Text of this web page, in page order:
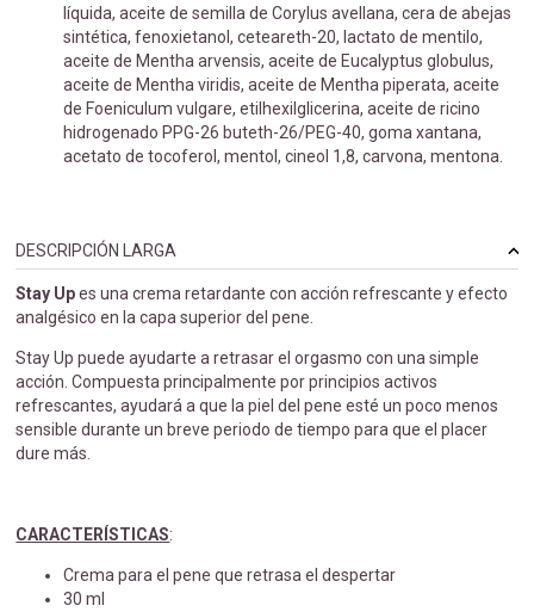
líquida, aceite de semilla de Corylus avellana, cera de abejas
sintética, fenoxietanol, ceteareth-20, lactato de mentilo,
aceite de Mentha arvensis, aceite de Eucalyptus globulus,
aceite de Mentha viridis, aceite de Mentha piperata, aceite
de Foeniculum vulgare, etilhexilglicerina, aceite de ricino
hidrogenado PPG-26 buteth-26/PEG-40, goma xantana,
acetato de tocoferol, mentol, cineol 1,8, carvona, mentona.
DESCRIPCIÓN LARGA
Stay Upes una crema retardante con acción refrescante y efecto
analgésico en la capa superior del pene.
Stay Up puede ayudarte a retrasar el orgasmo con una simple
acción. Compuesta principalmente por principios activos
refrescantes, ayudará a que la piel del pene esté un poco menos
sensible durante un breve periodo de tiempo para que el placer
dure más.
CARACTERÍSTICAS:
Crema para el pene que retrasa el despertar
30 ml